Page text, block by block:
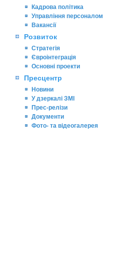
Кадрова політика
Управління персоналом
Вакансії
Розвиток
Стратегія
Євроінтеграція
Основні проекти
Пресцентр
Новини
У дзеркалі ЗМІ
Прес-релізи
Документи
Фото- та відеогалерея